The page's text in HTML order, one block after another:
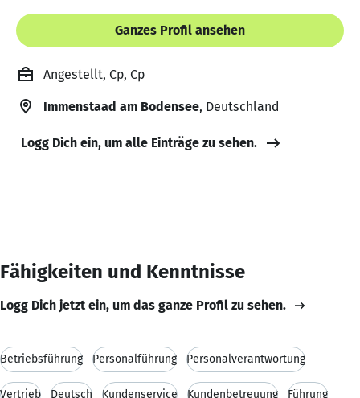
Ganzes Profil ansehen
Angestellt, Cp, Cp
Immenstaad am Bodensee, Deutschland
Logg Dich ein, um alle Einträge zu sehen.
Fähigkeiten und Kenntnisse
Logg Dich jetzt ein, um das ganze Profil zu sehen.
Betriebsführung Personalführung Personalverantwortung
Vertrieb Deutsch Kundenservice Kundenbetreuung Führung